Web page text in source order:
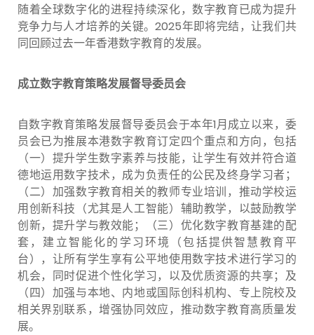
随着全球数字化的进程持续深化，数字教育已成为提升
竞争力与人才培养的关键。2025年即将完结，让我们共
同回顾过去一年香港数字教育的发展。
成立数字教育策略发展督导委员会
自数字教育策略发展督导委员会于本年1月成立以来，委
员会已为推展本港数字教育订定四个重点和方向，包括
（一）提升学生数字素养与技能，让学生有效并符合道
德地运用数字技术，成为负责任的公民及终身学习者；
（二）加强数字教育相关的教师专业培训，推动学校运
用创新科技（尤其是人工智能）辅助教学，以鼓励教学
创新，提升学与教效能；（三）优化数字教育基建的配
套，建立智能化的学习环境（包括提供智慧教育平
台），让所有学生享有公平地使用数字技术进行学习的
机会，同时促进个性化学习，以及优质资源的共享；及
（四）加强与本地、内地或国际创科机构、专上院校及
相关界别联系，增强协同效应，推动数字教育高质量发
展。